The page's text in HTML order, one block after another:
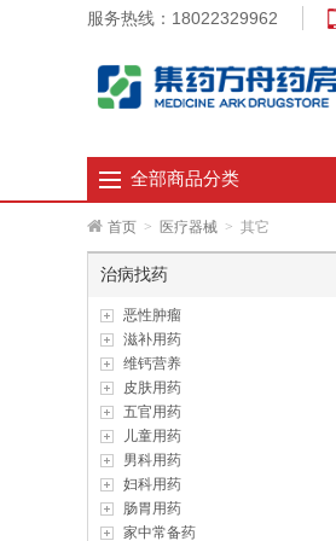
服务热线：18022329962
全部商品分类
首页 > 医疗器械 > 其它
治病找药
恶性肿瘤
滋补用药
维钙营养
皮肤用药
五官用药
儿童用药
男科用药
妇科用药
肠胃用药
家中常备药